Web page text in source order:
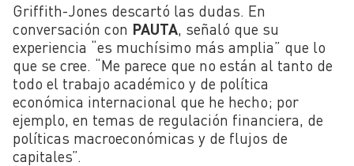
Griffith-Jones descartó las dudas. En
conversación con PAUTA, señaló que su
experiencia “es muchísimo más amplia” que lo
que se cree. “Me parece que no están al tanto de
todo el trabajo académico y de política
económica internacional que he hecho; por
ejemplo, en temas de regulación financiera, de
políticas macroeconómicas y de flujos de
capitales”.